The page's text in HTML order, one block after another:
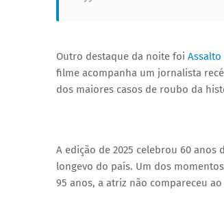
Outro destaque da noite foi Assalto
filme acompanha um jornalista
dos maiores casos de roubo da
A edição de 2025 celebrou 60
longevo do país. Um dos
95 anos, a atriz não compareceu